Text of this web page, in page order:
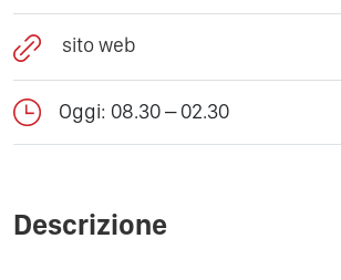
sito web
Oggi: 08.30 – 02.30
Descrizione